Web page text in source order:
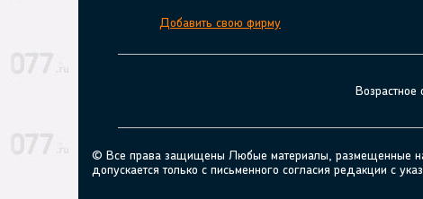
Добавить свою фирму
Возрастное
© Все права защищены Любые материалы, размещенные на
допускается только с письменного согласия редакции с